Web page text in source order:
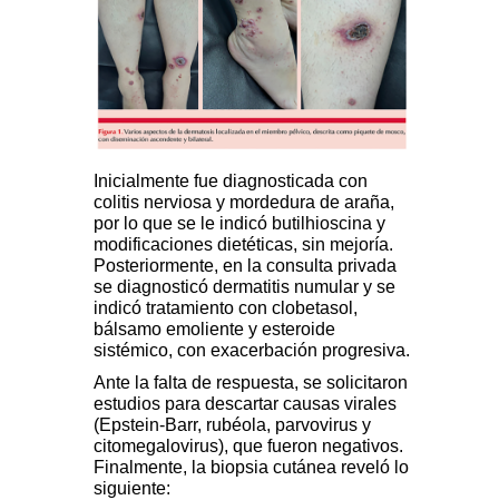
Inicialmente fue diagnosticada con
colitis nerviosa y mordedura de araña,
por lo que se le indicó butilhioscina y
modificaciones dietéticas, sin mejoría.
Posteriormente, en la consulta privada
se diagnosticó dermatitis numular y se
indicó tratamiento con clobetasol,
bálsamo emoliente y esteroide
sistémico, con exacerbación progresiva.
Ante la falta de respuesta, se solicitaron
estudios para descartar causas virales
(Epstein-Barr, rubéola, parvovirus y
citomegalovirus), que fueron negativos.
Finalmente, la biopsia cutánea reveló lo
siguiente: